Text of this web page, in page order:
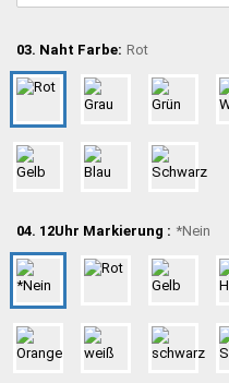
03. Naht Farbe: Rot
04. 12Uhr Markierung : *Nein